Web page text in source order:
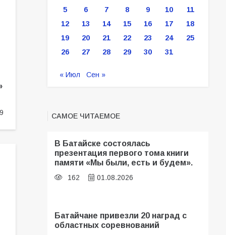
5
6 7 8 9 10
11
12
13 14 15 16 17
18
19
20 21 22 23 24
25
26
27 28 29 30 31
« Июл Сен »
САМОЕ ЧИТАЕМОЕ
В Батайске состоялась
презентация первого тома книги
памяти «Мы были, есть и будем».
162 01.08.2026
Батайчане привезли 20 наград с
областных соревнований